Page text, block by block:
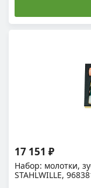
Набор: молотки,
STAHLWILLE,
17 151 ₽